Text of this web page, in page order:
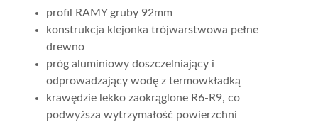
profil RAMY gruby 92mm
konstrukcja klejonka trójwarstwowa pełne
drewno
próg aluminiowy doszczelniający i
odprowadzający wodę z termowkładką
krawędzie lekko zaokrąglone R6-R9, co
podwyższa wytrzymałość powierzchni